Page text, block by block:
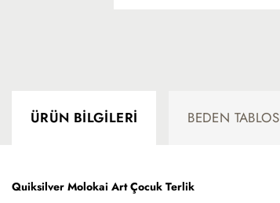
ÜRÜN BILGILERI BEDEN
Quiksilver Molokai Art Çocuk Terlik